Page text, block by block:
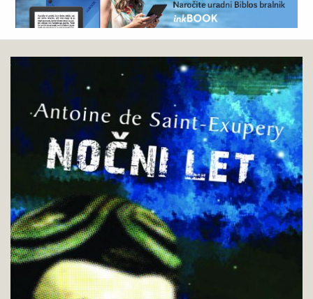
Antoine
Saint-
Exupéry
Nočni
let
Pokukaj
knjigo